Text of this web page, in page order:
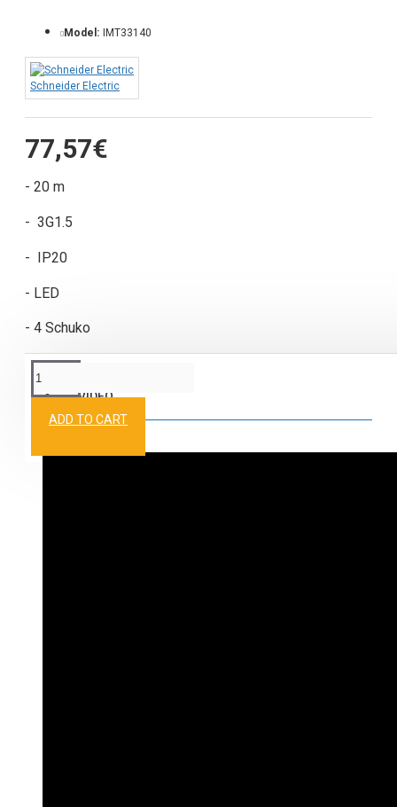
77,57€
Model: IMT33140
Schneider Electric
- 20 m
- 3G1.5
- IP20
- LED
- 4 Schuko
ADD TO CART
VIDEO